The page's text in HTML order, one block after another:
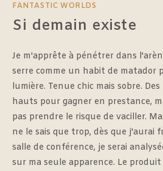
FANTASTIC WORLDS
Si demain existe
Je m'apprête à pénétrer dans
serre comme un habit de matador
lumière. Tenue chic mais sobre.
hauts pour gagner en prestance,
pas prendre le risque de vaciller.
ne le sais que trop, dès que j'aurai
salle de conférence, je serai
sur ma seule apparence. Le